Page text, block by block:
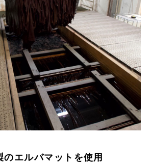
のエルバマットを使用